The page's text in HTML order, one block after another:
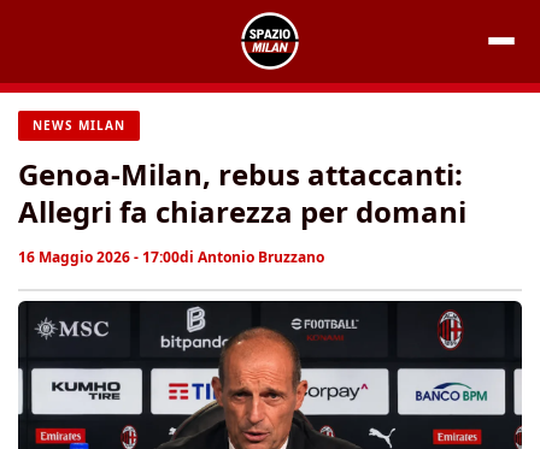
contenuto
NEWS MILAN
Genoa-Milan, rebus attaccanti:
Allegri fa chiarezza per domani
16 Maggio 2026 - 17:00di Antonio Bruzzano